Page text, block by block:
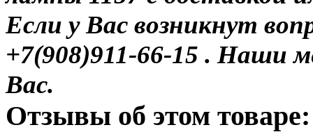
Если у Вас возникнут
+7(908)911-66-15 . Наши
Вас.
Отзывы об этом товаре: